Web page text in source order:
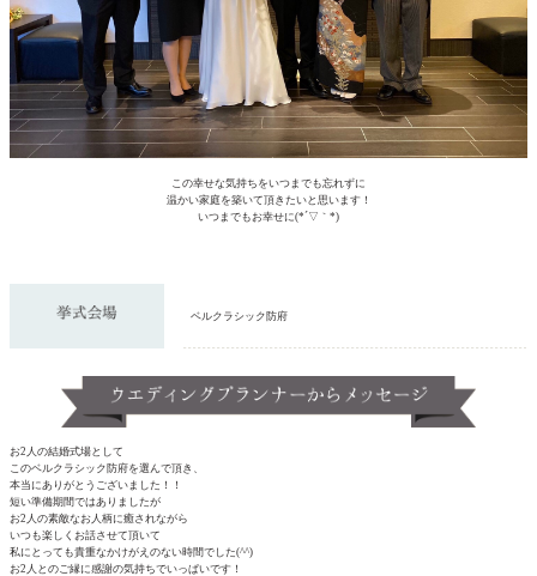
この幸せな気持ちをいつまでも忘れずに
温かい家庭を築いて頂きたいと思います！
いつまでもお幸せに(*´▽｀*)
ベルクラシック防府
お2人の結婚式場として
このベルクラシック防府を選んで頂き、
本当にありがとうございました！！
短い準備期間ではありましたが
お2人の素敵なお人柄に癒されながら
いつも楽しくお話させて頂いて
私にとっても貴重なかけがえのない時間でした(^^)
お2人とのご縁に感謝の気持ちでいっぱいです！